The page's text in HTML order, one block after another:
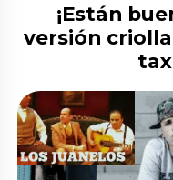
¡Están
versión criolla